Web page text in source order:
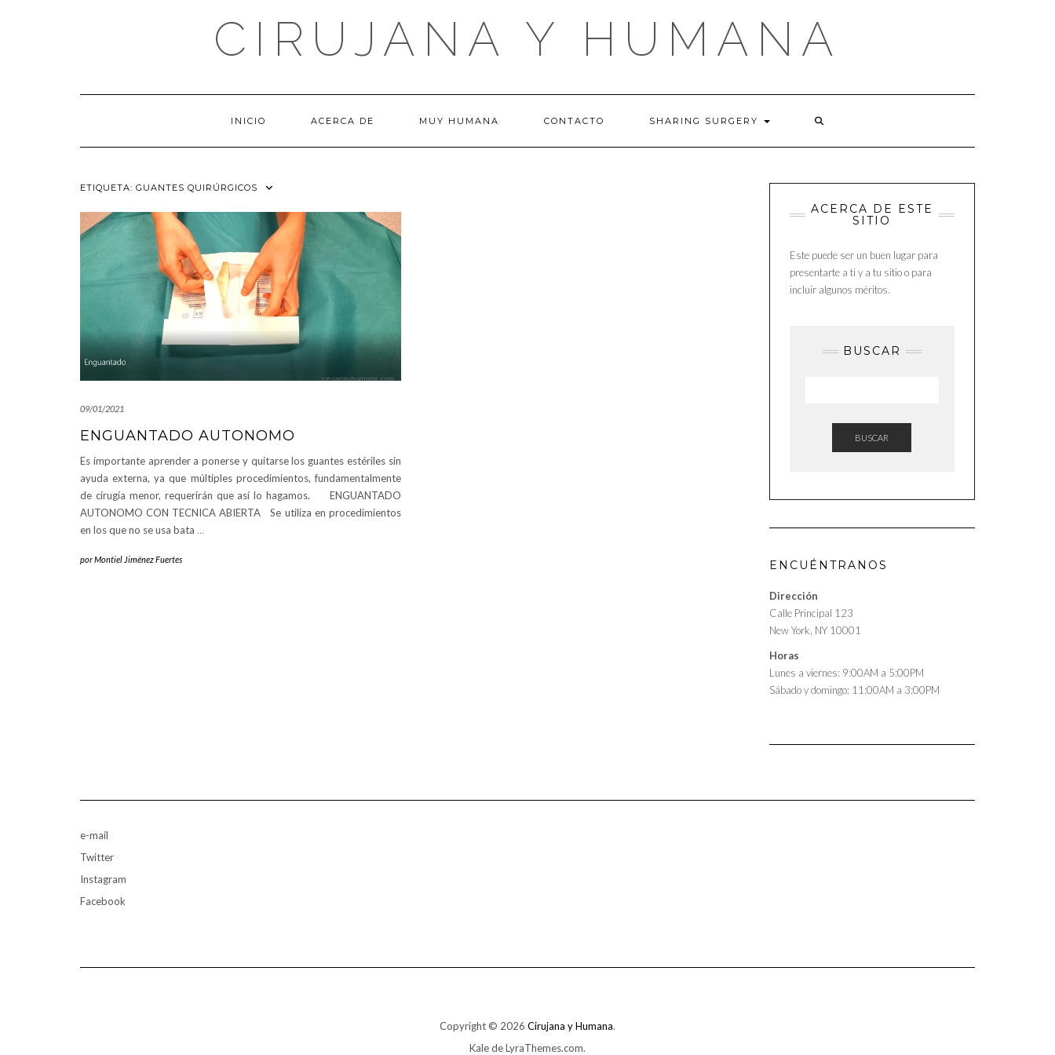
CIRUJANA Y HUMANA
INICIO ACERCA DE MUY HUMANA CONTACTO SHARING SURGERY
ETIQUETA: GUANTES QUIRÚRGICOS
09/01/2021
ENGUANTADO AUTONOMO
Es importante aprender a ponerse y quitarse los guantes estériles sin
ayuda externa, ya que múltiples procedimientos, fundamentalmente
de cirugía menor, requerirán que así lo hagamos. ENGUANTADO
AUTONOMO CON TECNICA ABIERTA Se utiliza en procedimientos
en los que no se usa bata …
porMontiel Jiménez Fuertes
ACERCA DE ESTE
SITIO
Este puede ser un buen lugar para
presentarte a ti y a tu sitio o para
incluir algunos méritos.
BUSCAR
BUSCAR
ENCUÉNTRANOS
Dirección
Calle Principal 123
New York, NY 10001
Horas
Lunes a viernes: 9:00AM a 5:00PM
Sábado y domingo: 11:00AM a 3:00PM
e-mail
Twitter
Instagram
Facebook
Copyright © 2026 Cirujana y Humana.
Kalede LyraThemes.com.